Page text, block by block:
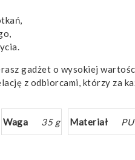
gadżet o wysokiej
z odbiorcami, którzy za
Waga 35 g Materiał PU